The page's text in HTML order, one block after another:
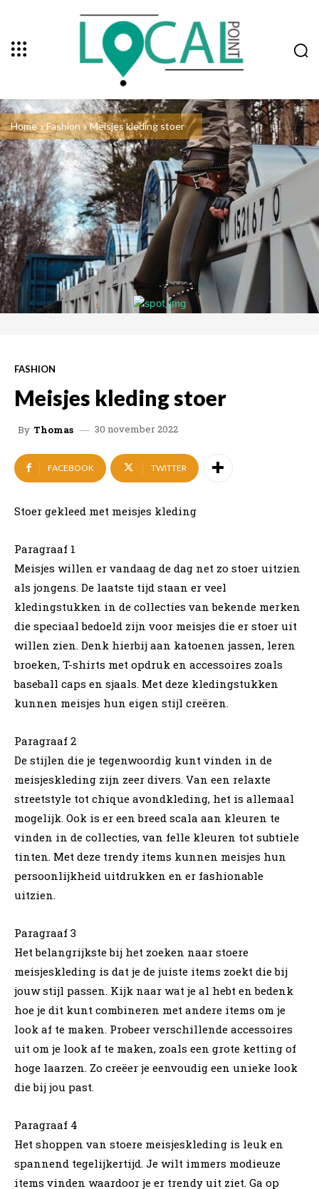
Home Fashion Meisjes kleding stoer
FASHION
Meisjes kleding stoer
By Thomas 30 november 2022
FACEBOOK TWITTER
Stoer gekleed met meisjes kleding
Paragraaf 1
Meisjes willen er vandaag de dag net zo stoer uitzien
als jongens. De laatste tijd staan er veel
kledingstukken in de collecties van bekende merken
die speciaal bedoeld zijn voor meisjes die er stoer uit
willen zien. Denk hierbij aan katoenen jassen, leren
broeken, T-shirts met opdruk en accessoires zoals
baseball caps en sjaals. Met deze kledingstukken
kunnen meisjes hun eigen stijl creëren.
Paragraaf 2
De stijlen die je tegenwoordig kunt vinden in de
meisjeskleding zijn zeer divers. Van een relaxte
streetstyle tot chique avondkleding, het is allemaal
mogelijk. Ook is er een breed scala aan kleuren te
vinden in de collecties, van felle kleuren tot subtiele
tinten. Met deze trendy items kunnen meisjes hun
persoonlijkheid uitdrukken en er fashionable
uitzien.
Paragraaf 3
Het belangrijkste bij het zoeken naar stoere
meisjeskleding is dat je de juiste items zoekt die bij
jouw stijl passen. Kijk naar wat je al hebt en bedenk
hoe je dit kunt combineren met andere items om je
look af te maken. Probeer verschillende accessoires
uit om je look af te maken, zoals een grote ketting of
hoge laarzen. Zo creëer je eenvoudig een unieke look
die bij jou past.
Paragraaf 4
Het shoppen van stoere meisjeskleding is leuk en
spannend tegelijkertijd. Je wilt immers modieuze
items vinden waardoor je er trendy uit ziet. Ga op